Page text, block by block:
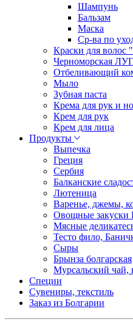
Шампунь
Бальзам
Маска
Ср-ва по
Краски для волос
Черноморская
Отбеливающий
Мыло
Зубная паста
Крема для рук и
Крем для рук
Крем для лица
Продукты
Выпечка
Греция
Сербия
Балканские
Лютеница
Варенье, джемы,
Овощные закуски
Мясные
Тесто фило,
Сыры
Брынза болгарская
Мурсальский чай,
Специи
Сувениры, текстиль
Заказ из Болгарии